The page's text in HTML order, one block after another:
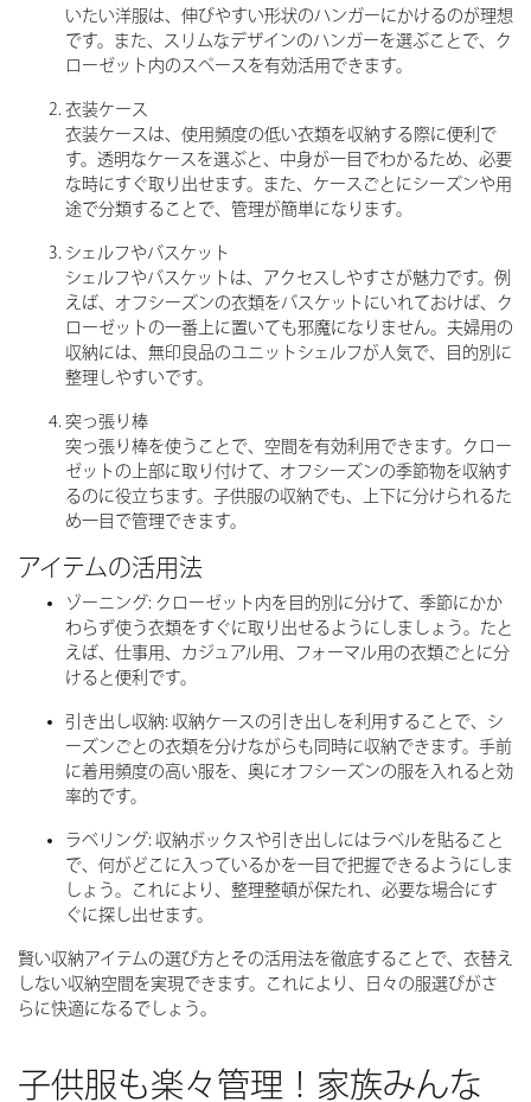
いたい洋服は、伸びやすい形状のハンガーにかけるのが理想
です。また、スリムなデザインのハンガーを選ぶことで、ク
ローゼット内のスペースを有効活用できます。
衣装ケース
衣装ケースは、使用頻度の低い衣類を収納する際に便利で
す。透明なケースを選ぶと、中身が一目でわかるため、必要
な時にすぐ取り出せます。また、ケースごとにシーズンや用
途で分類することで、管理が簡単になります。
シェルフやバスケット
シェルフやバスケットは、アクセスしやすさが魅力です。例
えば、オフシーズンの衣類をバスケットにいれておけば、ク
ローゼットの一番上に置いても邪魔になりません。夫婦用の
収納には、無印良品のユニットシェルフが人気で、目的別に
整理しやすいです。
突っ張り棒
突っ張り棒を使うことで、空間を有効利用できます。クロー
ゼットの上部に取り付けて、オフシーズンの季節物を収納す
るのに役立ちます。子供服の収納でも、上下に分けられるた
め一目で管理できます。
アイテムの活用法
ゾーニング : クローゼット内を目的別に分けて、季節にかか
わらず使う衣類をすぐに取り出せるようにしましょう。たと
えば、仕事用、カジュアル用、フォーマル用の衣類ごとに分
けると便利です。
引き出し収納: 収納ケースの引き出しを利用することで、シ
ーズンごとの衣類を分けながらも同時に収納できます。手前
に着用頻度の高い服を、奥にオフシーズンの服を入れると効
率的です。
ラベリング : 収納ボックスや引き出しにはラベルを貼ること
で、何がどこに入っているかを一目で把握できるようにしま
しょう。これにより、整理整頓が保たれ、必要な場合にす
ぐに探し出せます。
賢い収納アイテムの選び方とその活用法を徹底することで、衣替え
しない収納空間を実現できます。これにより、日々の服選びがさ
らに快適になるでしょう。
子供服も楽々管理！家族みんな